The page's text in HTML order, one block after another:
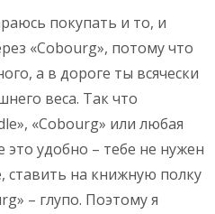
покупать и то, и
«Cobourg», потому что
а в дороге ты всячески
веса. Так что
«Cobourg» или любая
это удобно – тебе не нужен
ставить на книжную полку
– глупо. Поэтому я